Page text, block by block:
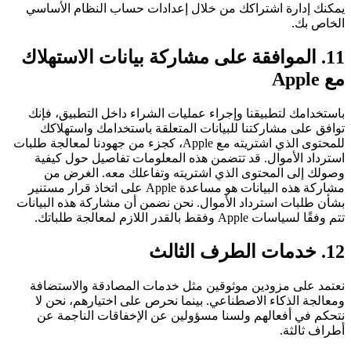
يمكنك إدارة اشتراكك من خلال إعدادات حساب النظام الأساسي
الخاص بك.
11. الموافقة على مشاركة بيانات الاستهلاك
مع Apple
باستخدامك لتطبيقنا وإجراء عمليات الشراء داخل التطبيق، فإنك
توافق على مشاركتنا للبيانات المتعلقة باستخدامك واستهلاكك
للمحتوى الذي اشتريته مع Apple، كجزء من جهودنا لمعالجة طلبات
استرداد الأموال. قد تتضمن هذه المعلومات تفاصيل حول كيفية
وصولك إلى المحتوى الذي اشتريته وتفاعلك معه. الغرض من
مشاركة هذه البيانات هو مساعدة Apple على اتخاذ قرار مستنير
بشأن طلبات استرداد الأموال. نحن نضمن أن مشاركة هذه البيانات
تتم وفقًا لسياسات Apple وفقط بالقدر اللازم لمعالجة طلباتك.
12. خدمات الطرف الثالث
نعتمد على مزودين موثوقين مثل خدمات المصادقة والاستضافة
ومعالجة الذكاء الاصطناعي. بينما نحرص على اختيارهم، نحن لا
نتحكم في أفعالهم ولسنا مسؤولين عن الإخفاقات الناجمة عن
أطراف ثالثة.